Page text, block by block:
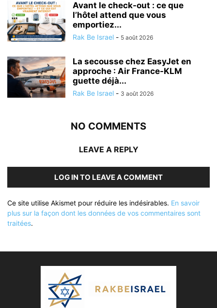
Avant le check-out : ce que
l’hôtel attend que vous
emportiez...
Rak Be Israel - 5 août 2026
La secousse chez EasyJet en
approche : Air France-KLM
guette déjà...
Rak Be Israel - 3 août 2026
NO COMMENTS
LEAVE A REPLY
LOG IN TO LEAVE A COMMENT
Ce site utilise Akismet pour réduire les indésirables. En savoir
plus sur la façon dont les données de vos commentaires sont
traitées.